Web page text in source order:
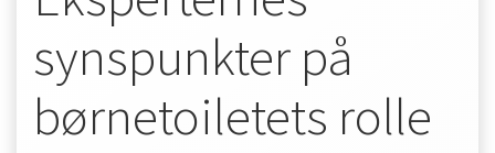
synspunkter på
børnetoiletets rolle